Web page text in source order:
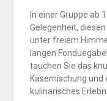
In einer Gruppe ab
Gelegenheit,
unter freiem
langen
tauchen Sie das
Käsemischung und
kulinarisches